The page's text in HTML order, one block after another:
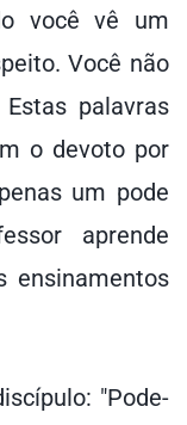
você vê um
Você não
palavras
o devoto por
um pode
aprende
ensinamentos
"Pode-